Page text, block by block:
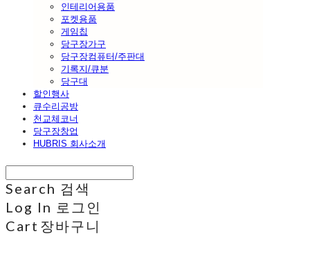
인테리어용품
포켓용품
게임칩
당구장가구
당구장컴퓨터/주판대
기록지/큐분
당구대
할인행사
큐수리공방
천교체코너
당구장창업
HUBRIS 회사소개
Search 검색
Log In 로그인
Cart 장바구니